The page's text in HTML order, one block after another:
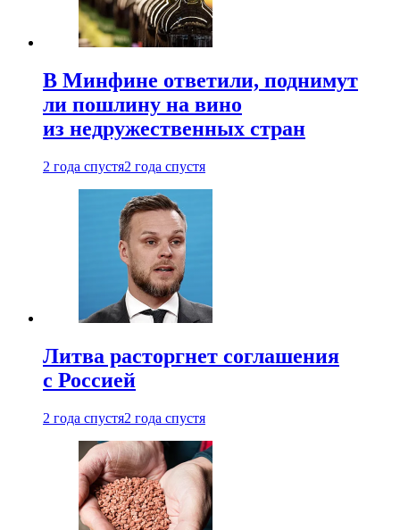
В Минфине ответили, поднимут
ли пошлину на вино
из недружественных стран
2 года спустя2 года спустя
Литва расторгнет соглашения
с Россией
2 года спустя2 года спустя